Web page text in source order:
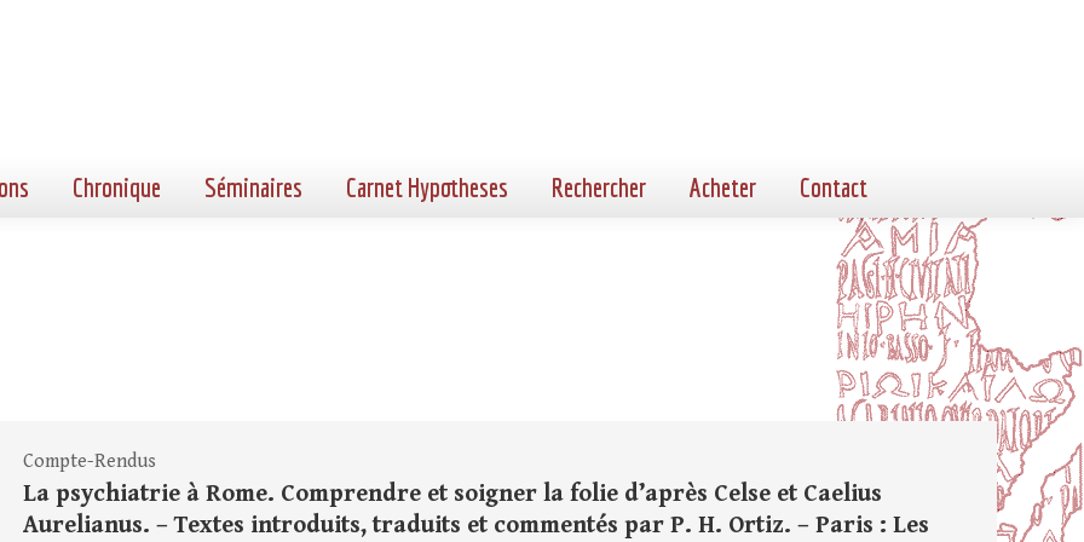
Chronique Séminaires Carnet Hypotheses Rechercher Acheter Contact
Compte-Rendus
La psychiatrie à Rome. Comprendre et soigner la folie d’après Celse et Caelius
Aurelianus. – Textes introduits, traduits et commentés par P. H. Ortiz. – Paris : Les